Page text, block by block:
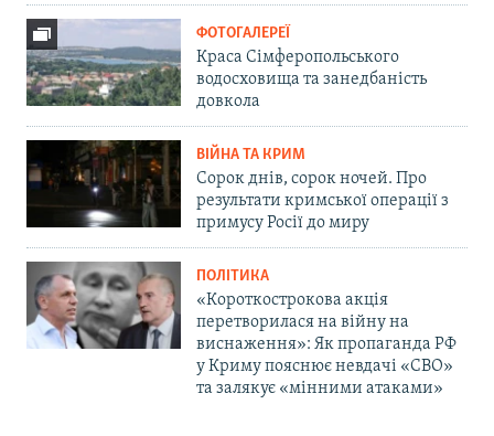
ФОТОГАЛЕРЕЇ
Краса Сімферопольського
водосховища та занедбаність
довкола
ВІЙНА ТА КРИМ
Сорок днів, сорок ночей. Про
результати кримської операції з
примусу Росії до миру
ПОЛІТИКА
«Короткострокова акція
перетворилася на війну на
виснаження»: Як пропаганда РФ
у Криму пояснює невдачі «СВО»
та залякує «мінними атаками»